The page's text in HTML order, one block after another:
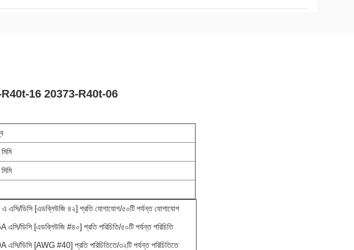
R40t-16 20373-R40t-06
এসি/ডিসি [এডব্লিউজি ৪২] প্রতি যোগাযোগ/৫০টি পর্যন্ত যোগাযোগ
এসি/ডিসি [এডব্লিউজি #৪০] প্রতি পরিচিতি/৫০টি পর্যন্ত পরিচিতি
এসি/ডিসি [AWG #40] প্রতি পরিচিতিতে/৩২টি পর্যন্ত পরিচিতিতে